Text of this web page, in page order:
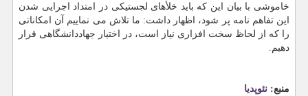
خاموشی با بیان این كه باید خلأهای لجستیكی در امتداد اجرایی شدن
این تفاهم نامه پر شود، اظهار داشت: ما تلاش می نماییم آن امكاناتی
را كه از لحاظ سخت افزاری نیاز است، در اختیار جهاددانشگاهی قرار
دهیم.
منبع: نئوپدیا